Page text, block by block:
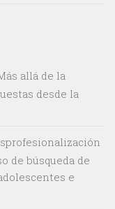
allá de la
desde la
de búsqueda de
e